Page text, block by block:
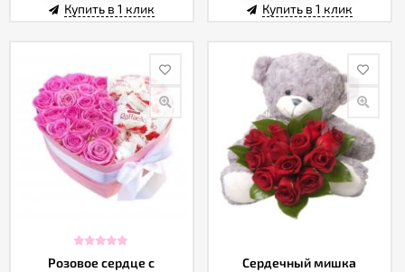
Купить в 1 клик Купить в 1 клик
Розовое сердце с
Сердечный мишка